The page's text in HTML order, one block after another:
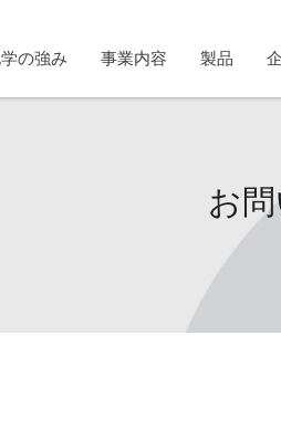
の強み 事業内容 製品
お